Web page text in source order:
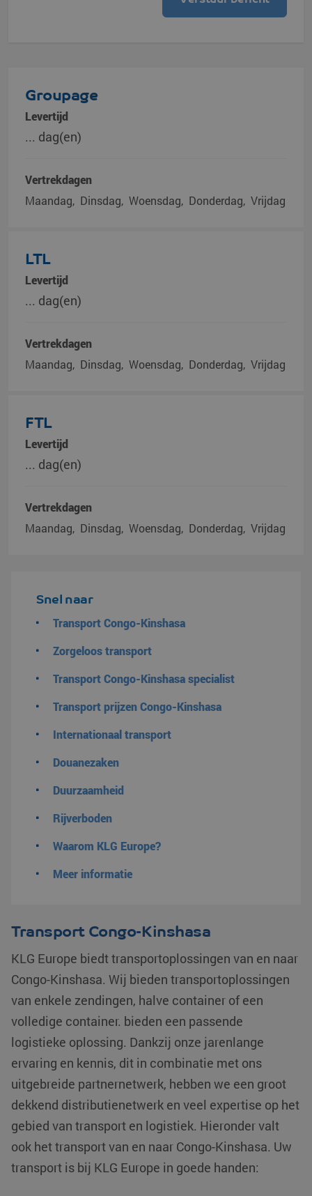
Groupage
Levertijd
... dag(en)
Vertrekdagen
Maandag
Dinsdag Woensdag Donderdag Vrijdag
LTL
Levertijd
... dag(en)
Vertrekdagen
Maandag
Dinsdag Woensdag Donderdag Vrijdag
FTL
Levertijd
... dag(en)
Vertrekdagen
Maandag
Dinsdag Woensdag Donderdag Vrijdag
Snel naar
Transport Congo-Kinshasa
Zorgeloos transport
Transport Congo-Kinshasa specialist
Transport prijzen Congo-Kinshasa
Internationaal transport
Douanezaken
Duurzaamheid
Rijverboden
Waarom KLG Europe?
Meer informatie
Transport Congo-Kinshasa
KLG Europe biedt transportoplossingen van en naar
Congo-Kinshasa. Wij bieden transportoplossingen
van enkele zendingen, halve container of een
volledige container. bieden een passende
logistieke oplossing. Dankzij onze jarenlange
ervaring en kennis, dit in combinatie met ons
uitgebreide partnernetwerk, hebben we een groot
dekkend distributienetwerk en veel expertise op het
gebied van transport en logistiek. Hieronder valt
ook het transport van en naar Congo-Kinshasa. Uw
transport is bij KLG Europe in goede handen: